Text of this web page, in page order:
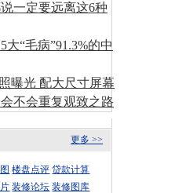
一定要远离这6种
“毛病”91.3%的中
曝光 配大尺寸屏幕
不会重复观致之路
更多 >>
楼盘点评 贷款计算
装修论坛 装修图库